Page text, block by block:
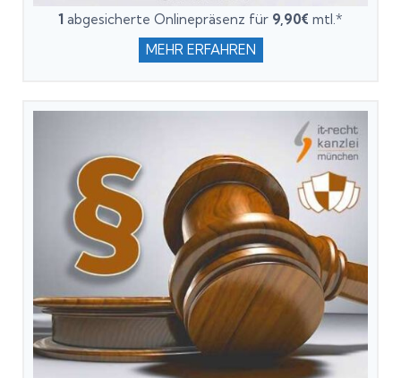
1 abgesicherte Onlinepräsenz für 9,90€ mtl.*
MEHR ERFAHREN